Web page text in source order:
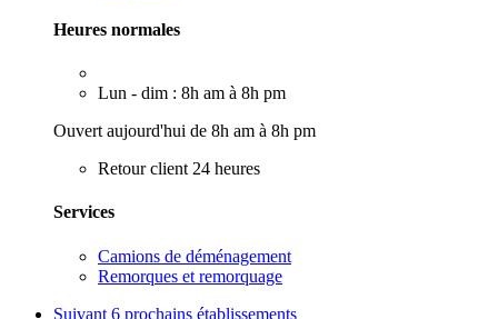
Heures normales
Lun - dim : 8h am à 8h pm
Ouvert aujourd'hui de 8h am à 8h pm
Retour client 24 heures
Services
Camions de déménagement
Remorques et remorquage
Suivant 6 prochains établissements